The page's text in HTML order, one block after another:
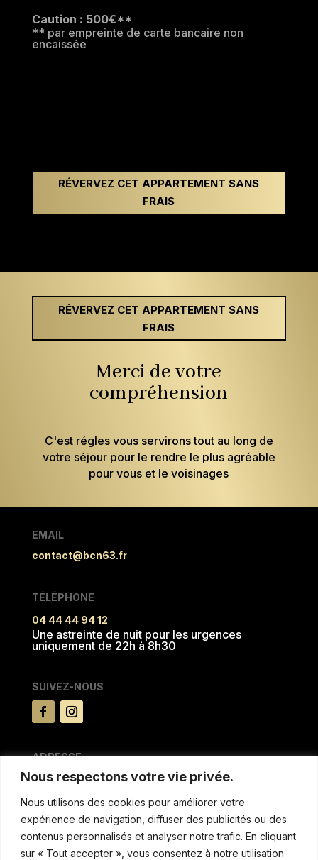
Nous respectons votre vie privée.
Nous utilisons des cookies pour améliorer votre
expérience de navigation, diffuser des publicités ou des
contenus personnalisés et analyser notre trafic. En cliquant
sur « Tout accepter », vous consentez à notre utilisation
Caution : 500€**
** par empreinte de carte bancaire non
encaissée
RÉVERVEZ CET APPARTEMENT SANS
FRAIS
RÉVERVEZ CET APPARTEMENT SANS
FRAIS
Merci de votre
compréhension
C'est régles vous servirons tout au long de
votre séjour pour le rendre le plus agréable
pour vous et le voisinages
EMAIL
contact@bcn63.fr
TÉLÉPHONE
04 44 44 94 12
Une astreinte de nuit pour les urgences
uniquement de 22h à 8h30
SUIVEZ-NOUS
ADRESSE
15 rue du Pré la reine
63100 CLERMONT FERRAND
MENTIONS & AUTRES
Politique de confidentialitée